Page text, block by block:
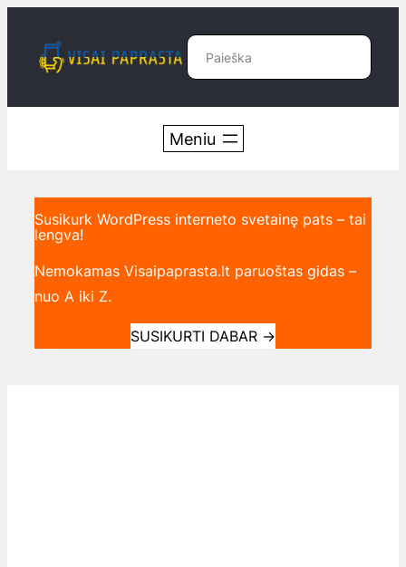
turinio
Paieška
Susikurk WordPress interneto svetainę pats – tai
lengva!
Nemokamas Visaipaprasta.lt paruoštas gidas –
nuo A iki Z.
SUSIKURTI DABAR →